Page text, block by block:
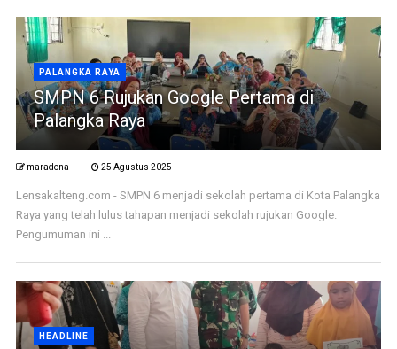
PALANGKA RAYA
SMPN 6 Rujukan Google Pertama di
Palangka Raya
maradona - 25 Agustus 2025
Lensakalteng.com - SMPN 6 menjadi sekolah pertama di Kota Palangka
Raya yang telah lulus tahapan menjadi sekolah rujukan Google.
Pengumuman ini ...
HEADLINE